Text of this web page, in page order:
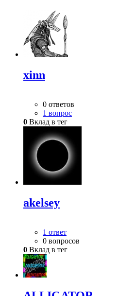
xinn
0 ответов
1 вопрос
0 Вклад в тег
akelsey
1 ответ
0 вопросов
0 Вклад в тег